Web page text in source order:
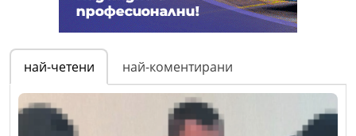
най-четени най-коментирани